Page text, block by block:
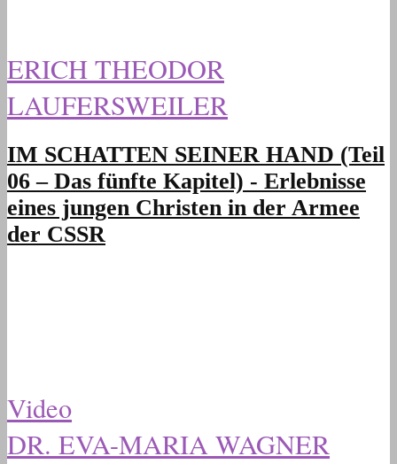
ERICH THEODOR
LAUFERSWEILER
IM SCHATTEN SEINER HAND (Teil
06 – Das fünfte Kapitel) - Erlebnisse
eines jungen Christen in der Armee
der CSSR
Video
DR. EVA-MARIA WAGNER